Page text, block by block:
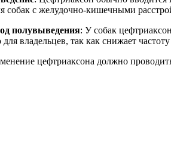
собак с желудочно-кишечными
полувыведения: У собак
владельцев, так как снижает
цефтриаксона должно